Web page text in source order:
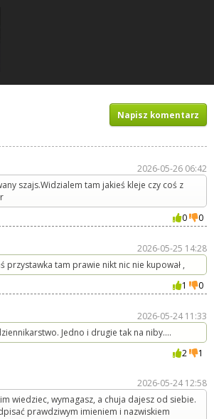
Napisz komentarz
2026-05-26 06:42
szajs.Widzialem tam jakieś kleje czy coś z
0
0
2026-05-25 14:28
przystawka tam prawie nikt nic nie kupował ,
1
0
2026-05-24 11:33
Jedno i drugie tak na niby....
2
1
2026-05-24 12:58
wiedziec, wymagasz, a chuja dajesz od siebie.
prawdziwym imieniem i nazwiskiem